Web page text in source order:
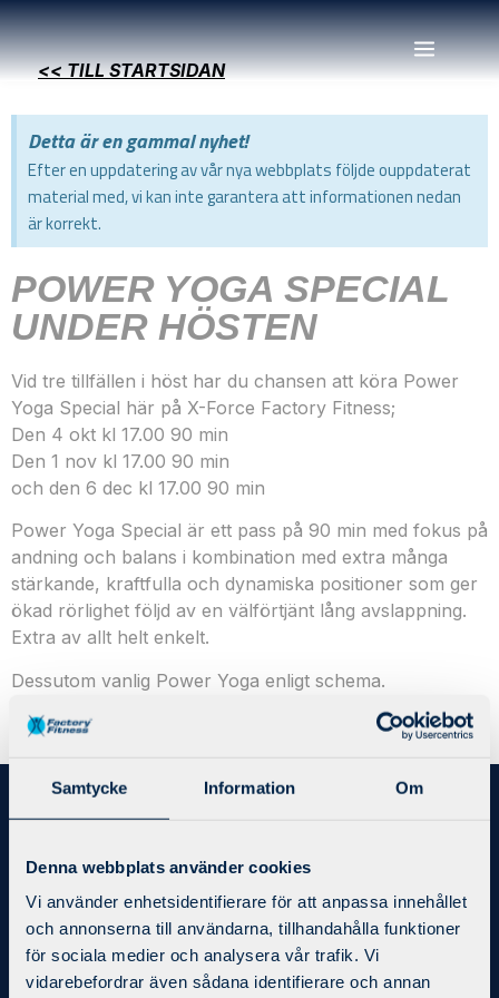
Samtycke Information Om
Denna webbplats använder cookies
Vi använder enhetsidentifierare för att anpassa innehållet
och annonserna till användarna, tillhandahålla funktioner
för sociala medier och analysera vår trafik. Vi
vidarebefordrar även sådana identifierare och annan
<< TILL STARTSIDAN
Detta är en gammal nyhet!
Efter en uppdatering av vår nya webbplats följde ouppdaterat
material med, vi kan inte garantera att informationen nedan
är korrekt.
POWER YOGA SPECIAL
UNDER HÖSTEN
Vid tre tillfällen i höst har du chansen att köra Power
Yoga Special här på X-Force Factory Fitness;
Den 4 okt kl 17.00 90 min
Den 1 nov kl 17.00 90 min
och den 6 dec kl 17.00 90 min
Power Yoga Special är ett pass på 90 min med fokus på
andning och balans i kombination med extra många
stärkande, kraftfulla och dynamiska positioner som ger
ökad rörlighet följd av en välförtjänt lång avslappning.
Extra av allt helt enkelt.
Dessutom vanlig Power Yoga enligt schema.
Välkomna!
Priser/Medlemskap
Kontakt
Integritetspolicy
Regler och villkor
Bokningsregler